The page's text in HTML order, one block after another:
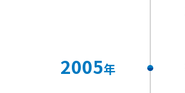
2005年